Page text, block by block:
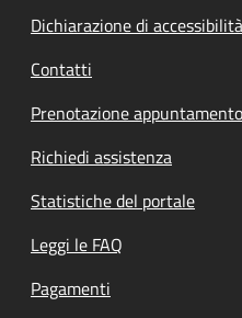
Dichiarazione di accessibilità
Contatti
Prenotazione appuntamento
Richiedi assistenza
Statistiche del portale
Leggi le FAQ
Pagamenti